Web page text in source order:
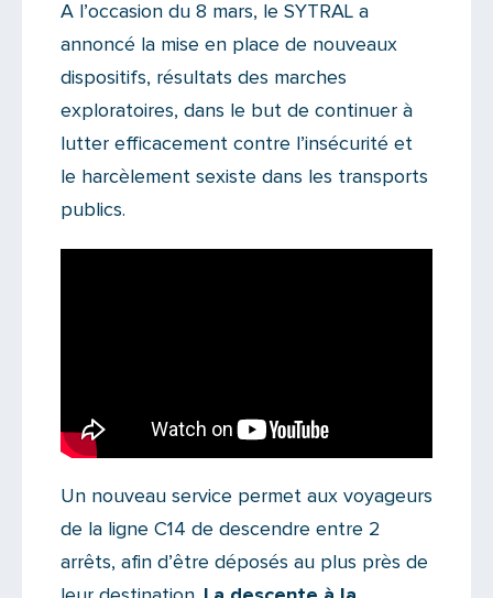
Il n'y a aucun commentaire...
Ajoutez le vôtre
A l’occasion du 8 mars, le SYTRAL a
annoncé la mise en place de nouveaux
dispositifs, résultats des marches
exploratoires, dans le but de continuer à
lutter efficacement contre l’insécurité et
le harcèlement sexiste dans les transports
publics.
Un nouveau service permet aux voyageurs
de la ligne C14 de descendre entre 2
arrêts, afin d’être déposés au plus près de